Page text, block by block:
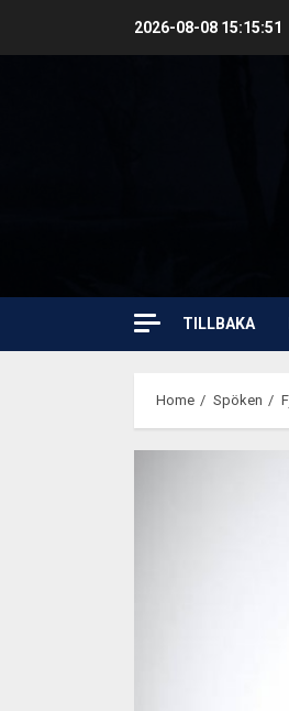
2026-08-08 15:15:52
TILLBAKA
Home Spöken